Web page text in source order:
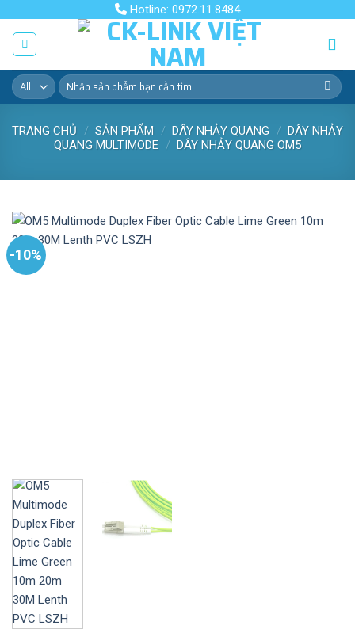
content
Hotline: 0972.11.8484
Tìm
kiếm:
TRANG CHỦ / SẢN PHẨM / DÂY NHẢY QUANG / DÂY NHẢY
QUANG MULTIMODE / DÂY NHẢY QUANG OM5
-10%